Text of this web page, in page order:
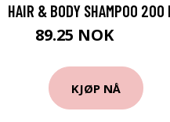
HAIR & BODY SHAMPOO 200
89.25 NOK
KJØP NÅ